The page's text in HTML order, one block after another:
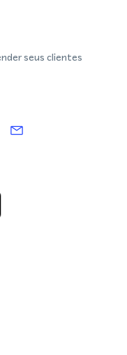
seus clientes